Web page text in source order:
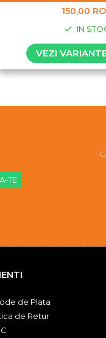
150,00
IN
VEZI
de Plata
de Retur